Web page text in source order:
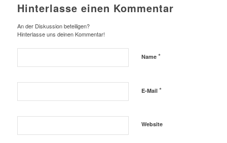
Hinterlasse einen Kommentar
An der Diskussion beteiligen?
Hinterlasse uns deinen Kommentar!
Name *
E-Mail *
Website